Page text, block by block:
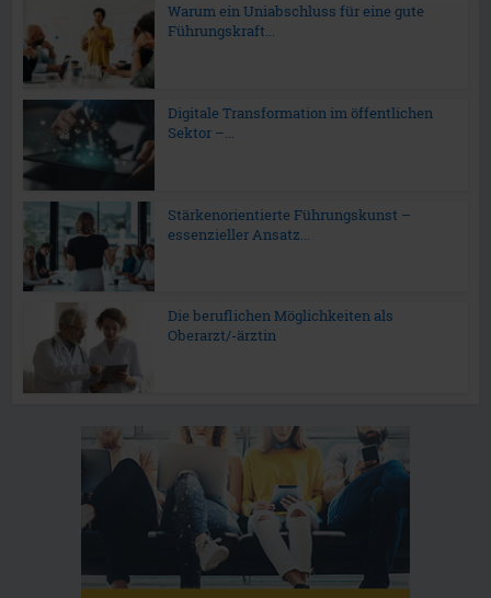
Warum ein Uniabschluss für eine gute
Führungskraft...
Digitale Transformation im öffentlichen
Sektor –...
Stärkenorientierte Führungskunst –
essenzieller Ansatz...
Die beruflichen Möglichkeiten als
Oberarzt/-ärztin